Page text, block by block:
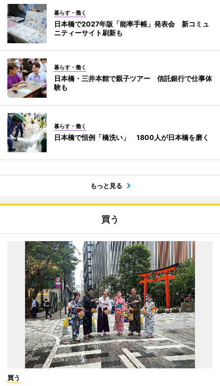
暮らす・働く
日本橋で2027年版「能率手帳」発表会 新コミュ
ニティーサイト刷新も
暮らす・働く
日本橋・三井本館で親子ツアー 信託銀行で仕事体
験も
暮らす・働く
日本橋で恒例「橋洗い」 1800人が日本橋を磨く
もっと見る
買う
買う